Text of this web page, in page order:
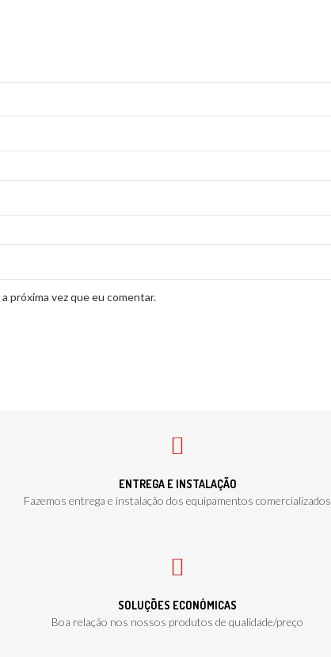
próxima vez que eu comentar.
ENTREGA E INSTALAÇÃO
Fazemos entrega e instalação dos equipamentos comercializados
SOLUÇÕES ECONÓMICAS
Boa relação nos nossos produtos de qualidade/preço